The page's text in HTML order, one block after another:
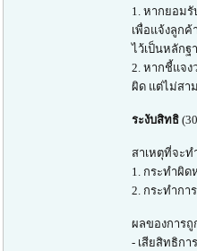
1. หากยอม
เพื่อแจ้งลูก
ไว้เป็นหลักฐ
2. หากชี้แจง
ผิด แต่ไม่สา
ระงับสิทธิ
สาเหตุที่จะท
1. กระทำผิ
2. กระทำกา
ผลของการถู
- เสียสิทธิก